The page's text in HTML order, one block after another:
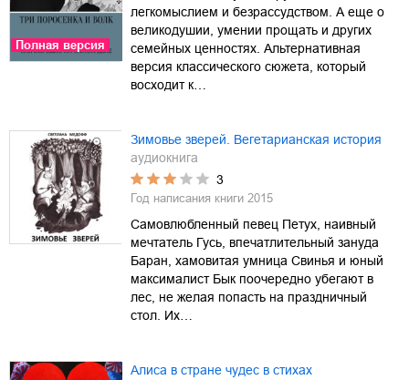
Полная версия
легкомыслием и безрассудством. А еще о
великодушии, умении прощать и других
семейных ценностях. Альтернативная
версия классического сюжета, который
восходит к…
Зимовье зверей. Вегетарианская история
аудиокнига
3
Год написания книги 2015
Самовлюбленный певец Петух, наивный
мечтатель Гусь, впечатлительный зануда
Баран, хамовитая умница Свинья и юный
максималист Бык поочередно убегают в
лес, не желая попасть на праздничный
стол. Их…
Алиса в стране чудес в стихах